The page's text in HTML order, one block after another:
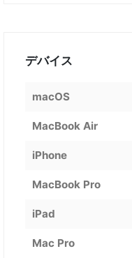
デバイス
macOS
MacBook Air
iPhone
MacBook Pro
iPad
Mac Pro